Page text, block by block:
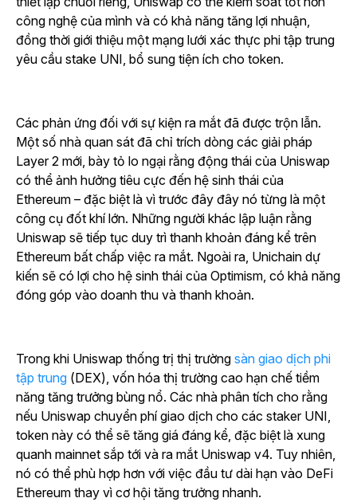
công nghệ của mình và có khả năng tăng lợi nhuận,
đồng thời giới thiệu một mạng lưới xác thực phi tập trung
yêu cầu stake UNI, bổ sung tiện ích cho token.
Các phản ứng đối với sự kiện ra mắt đã được trộn lẫn.
Một số nhà quan sát đã chỉ trích dòng các giải pháp
Layer 2 mới, bày tỏ lo ngại rằng động thái của Uniswap
có thể ảnh hưởng tiêu cực đến hệ sinh thái của
Ethereum – đặc biệt là vì trước đây đây nó từng là một
công cụ đốt khí lớn. Những người khác lập luận rằng
Uniswap sẽ tiếp tục duy trì thanh khoản đáng kể trên
Ethereum bất chấp việc ra mắt. Ngoài ra, Unichain dự
kiến sẽ có lợi cho hệ sinh thái của Optimism, có khả năng
đóng góp vào doanh thu và thanh khoản.
Trong khi Uniswap thống trị thị trường sàn giao dịch phi
tập trung (DEX), vốn hóa thị trường cao hạn chế tiềm
năng tăng trưởng bùng nổ. Các nhà phân tích cho rằng
nếu Uniswap chuyển phí giao dịch cho các staker UNI,
token này có thể sẽ tăng giá đáng kể, đặc biệt là xung
quanh mainnet sắp tới và ra mắt Uniswap v4. Tuy nhiên,
nó có thể phù hợp hơn với việc đầu tư dài hạn vào DeFi
Ethereum thay vì cơ hội tăng trưởng nhanh.